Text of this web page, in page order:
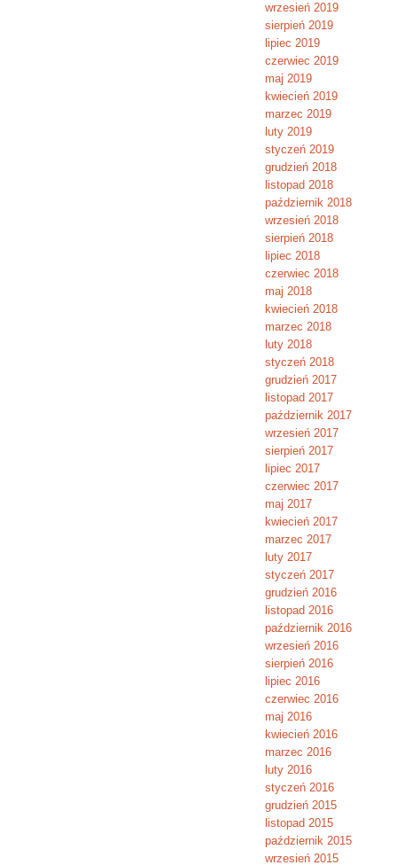
wrzesień 2019
sierpień 2019
lipiec 2019
czerwiec 2019
maj 2019
kwiecień 2019
marzec 2019
luty 2019
styczeń 2019
grudzień 2018
listopad 2018
październik 2018
wrzesień 2018
sierpień 2018
lipiec 2018
czerwiec 2018
maj 2018
kwiecień 2018
marzec 2018
luty 2018
styczeń 2018
grudzień 2017
listopad 2017
październik 2017
wrzesień 2017
sierpień 2017
lipiec 2017
czerwiec 2017
maj 2017
kwiecień 2017
marzec 2017
luty 2017
styczeń 2017
grudzień 2016
listopad 2016
październik 2016
wrzesień 2016
sierpień 2016
lipiec 2016
czerwiec 2016
maj 2016
kwiecień 2016
marzec 2016
luty 2016
styczeń 2016
grudzień 2015
listopad 2015
październik 2015
wrzesień 2015